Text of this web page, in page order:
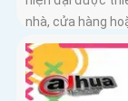
nhà, cửa hàng